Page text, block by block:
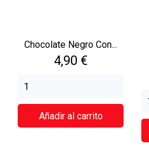
Chocolate Negro Con...
Precio
4,90 €
Añadir al carrito